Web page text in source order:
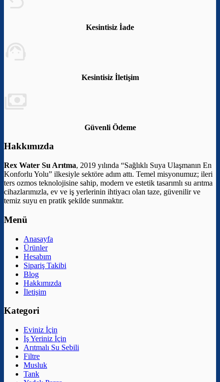
Kesintisiz İade
Kesintisiz İletişim
Güvenli Ödeme
Hakkımızda
Rex Water Su Arıtma, 2019 yılında “Sağlıklı Suya Ulaşmanın En
Konforlu Yolu” ilkesiyle sektöre adım attı. Temel misyonumuz; ileri
ters ozmos teknolojisine sahip, modern ve estetik tasarımlı su arıtma
cihazlarımızla, ev ve iş yerlerinin ihtiyacı olan taze, güvenilir ve
temiz suyu en pratik şekilde sunmaktır.
Menü
Anasayfa
Ürünler
Hesabım
Sipariş Takibi
Blog
Hakkımızda
İletişim
Kategori
Eviniz İçin
İş Yeriniz İçin
Arıtmalı Su Sebili
Filtre
Musluk
Tank